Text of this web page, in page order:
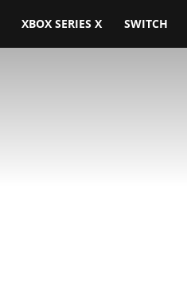
XBOX SERIES X SWITCH